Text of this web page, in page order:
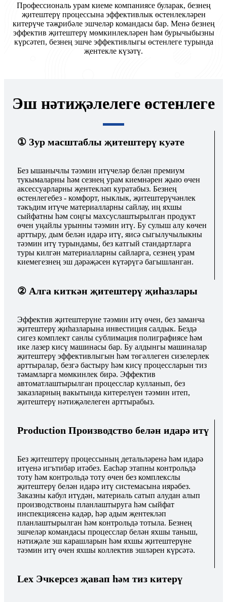
Профессиональ урам киеме компаниясе буларак, безнең
җитештерү процессына эффективлык өстенлекләрен
китерүче тәҗрибәле эшчеләр командасы бар. Менә безнең
эффектив җитештерү мөмкинлекләрен һәм бурычыбызны
күрсәтеп, безнең эшче эффективлыгы өстенлеге турында
җентекле күзәтү.
Эш нәтиҗәлелеге өстенлеге
① Зур масштаблы җитештерү куәте
Без ышанычлы тәэмин итүчеләр белән премиум
тукымаларны һәм сезнең урам киемнәрен җыю өчен
аксессуарларны җентекләп куратабыз. Безнең
өстенлегебез - комфорт, ныклык, җитештерүчәнлек
тәкъдим итүче материалларны сайлау, иң яхшы
сыйфатны һәм соңгы махсуслаштырылган продукт
өчен уңайлы урынны тәэмин итү. Бу сулыш алу көчен
арттыру, дым белән идарә итү, яисә сыгылучылыкны
тәэмин итү турындамы, без катгый стандартларга
туры килгән материалларны сайларга, сезнең урам
киемегезнең эш дәрәҗәсен күтәрүгә багышланган.
② Алга киткән җитештерү җиһазлары
Эффектив җитештерүне тәэмин итү өчен, без заманча
җитештерү җиһазларына инвестиция салдык. Бездә
сигез комплект санлы сублимация полиграфиясе һәм
ике лазер кисү машинасы бар. Бу алдынгы машиналар
җитештерү эффективлыгын һәм төгәллеген сизелерлек
арттыралар, безгә бастыру һәм кисү процессларын тиз
тәмамларга мөмкинлек бирә. Эффектив
автоматлаштырылган процесслар кулланып, без
заказларның вакытында китерелүен тәэмин итеп,
җитештерү нәтиҗәлелеген арттырабыз.
Production Производство белән идарә итү
Без җитештерү процессының детальләренә һәм идарә
итүенә игътибар итәбез. Eachәр этапны контрольдә
тоту һәм контрольдә тоту өчен без комплекслы
җитештерү белән идарә итү системасына иярәбез.
Заказны кабул итүдән, материаль сатып алудан алып
производствоны планлаштыруга һәм сыйфат
инспекциясенә кадәр, һәр адым җентекләп
планлаштырылган һәм контрольдә тотыла. Безнең
эшчеләр командасы процесслар белән яхшы таныш,
нәтиҗәле эш карашларын һәм яхшы җитештерүне
тәэмин итү өчен яхшы коллектив эшләрен күрсәтә.
Lex Эчкерсез җавап һәм тиз китерү